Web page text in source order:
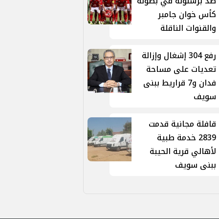
كأس خوان جامبر
والقنوات الناقلة
رفع 304 إشغال وإزالة
تعديات على مساحة
فدان و7 قراريط ببنى
سويف
قافلة مجانية قدمت
2839 خدمة طبية
لأهالي قرية الحيبة
ببنى سويف